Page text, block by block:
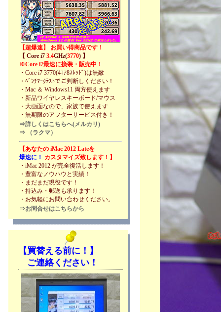
【超爆速】 お買い得商品です！
【 Core i7 3.4GHz(3770) 】
※Core i7最速に換装・販売中！
・Core i7 3770(4ｺｱ8ｽﾚｯﾄﾞ)は無敵
・ﾍﾞﾝﾁﾏｰｸﾃｽﾄでご判断しください！
・Mac ＆ Windows11 両方使えます
・新品ワイヤレスキーボード/マウス
・大画面なので、家族で使えます
・無期限のアフターサービス付き！
⇒詳しくはこちらへ(メルカリ)
⇒ （ラクマ）
【あなたの iMac 2012 Lateを
爆速に！ カスタマイズ致します！】
・iMac 2012 が完全復活します！
・豊富なノウハウと実績！
・まだまだ現役です！
・持込み・郵送も承ります！
・お気軽にお問い合わせください。
⇒お問合せはこちらから
【買替える前に！】
ご連絡ください！